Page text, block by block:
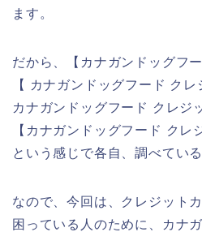
ます。
だから、【カナガンドッグフ
【 カナガンドッグフード ク
カナガンドッグフード クレジ
【カナガンドッグフード ク
という感じで各自、調べてい
なので、今回は、クレジット
困っている人のために、カナ